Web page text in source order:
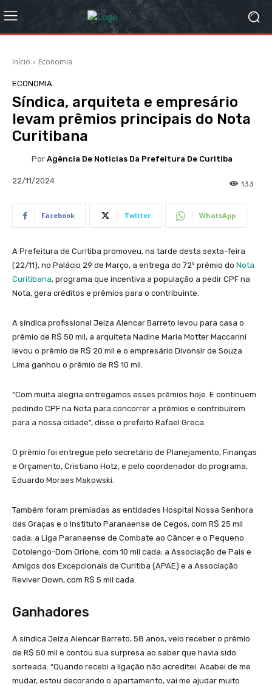
Início Economia
ECONOMIA
Síndica, arquiteta e empresário
levam prêmios principais do Nota
Curitibana
Por Agência De Noticias Da Prefeitura De Curitiba
22/11/2024 133
Facebook Twitter WhatsApp
A Prefeitura de Curitiba promoveu, na tarde desta sexta-feira
(22/11), no Palácio 29 de Março, a entrega do 72º prêmio do Nota
Curitibana, programa que incentiva a população a pedir CPF na
Nota, gera créditos e prêmios para o contribuinte.
A síndica profissional Jeiza Alencar Barreto levou para casa o
prêmio de R$ 50 mil, a arquiteta Nadine Maria Motter Maccarini
levou o prêmio de R$ 20 mil e o empresário Divonsir de Souza
Lima ganhou o prêmio de R$ 10 mil.
“Com muita alegria entregamos esses prêmios hoje. E continuem
pedindo CPF na Nota para concorrer a prêmios e contribuírem
para a nossa cidade”, disse o prefeito Rafael Greca.
O prêmio foi entregue pelo secretário de Planejamento, Finanças
e Orçamento, Cristiano Hotz, e pelo coordenador do programa,
Eduardo Moraes Makowski.
Também foram premiadas as entidades Hospital Nossa Senhora
das Graças e o Instituto Paranaense de Cegos, com R$ 25 mil
cada; a Liga Paranaense de Combate ao Câncer e o Pequeno
Cotolengo-Dom Orione, com 10 mil cada; a Associação de Pais e
Amigos dos Excepcionais de Curitiba (APAE) e a Associação
Reviver Down, com R$ 5 mil cada.
Ganhadores
A síndica Jeiza Alencar Barreto, 58 anos, veio receber o prêmio
de R$ 50 mil e contou sua surpresa ao saber que havia sido
sorteada. “Quando recebi a ligação não acreditei. Acabei de me
mudar, estou decorando o apartamento, vai me ajudar muito